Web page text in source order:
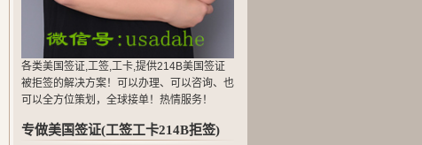
各类美国签证,工签,工卡,提供214B美国签证
被拒签的解决方案！可以办理、可以咨询、也
可以全方位策划，全球接单！热情服务！
专做美国签证(工签工卡214B拒签)